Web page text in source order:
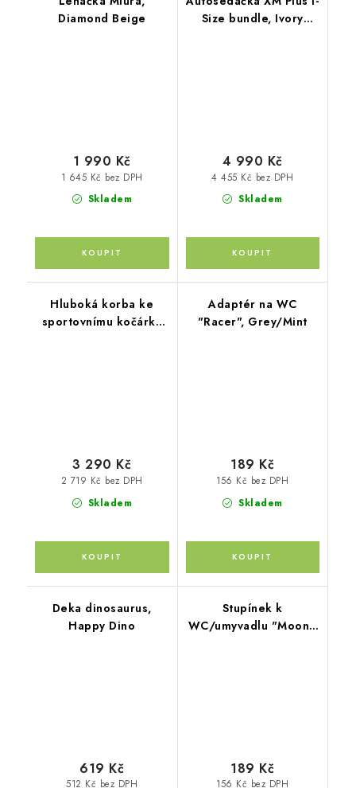
Diamond Beige
Skladem
1 645 Kč bez DPH
1 990 Kč
Size bundle, Ivory
Skladem
4 455 Kč bez DPH
4 990 Kč
Hluboká korba ke
sportovnímu kočárku
Skladem
2 719 Kč bez DPH
3 290 Kč
Adaptér na WC
"Racer", Grey/Mint
Skladem
156 Kč bez DPH
189 Kč
Deka dinosaurus,
Happy Dino
512 Kč bez DPH
619 Kč
Stupínek k
WC/umyvadlu "Moon",
156 Kč bez DPH
189 Kč